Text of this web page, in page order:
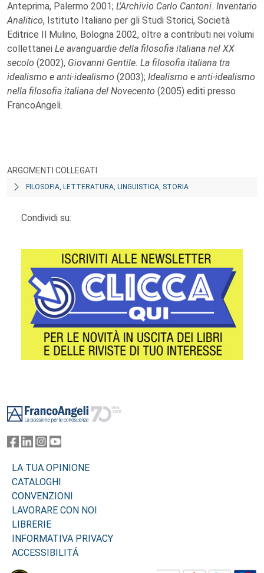
Anteprima, Palermo 2001; L'Archivio Carlo Cantoni. Inventario
Analitico, Istituto Italiano per gli Studi Storici, Società
Editrice Il Mulino, Bologna 2002, oltre a contributi nei volumi
collettanei Le avanguardie della filosofia italiana nel XX
secolo (2002), Giovanni Gentile. La filosofia italiana tra
idealismo e anti-idealismo (2003); Idealismo e anti-idealismo
nella filosofia italiana del Novecento (2005) editi presso
FrancoAngeli.
ARGOMENTI COLLEGATI
FILOSOFIA, LETTERATURA, LINGUISTICA, STORIA
Condividi su:
LA TUA OPINIONE
CATALOGHI
CONVENZIONI
LAVORARE CON NOI
LIBRERIE
INFORMATIVA PRIVACY
ACCESSIBILITÁ